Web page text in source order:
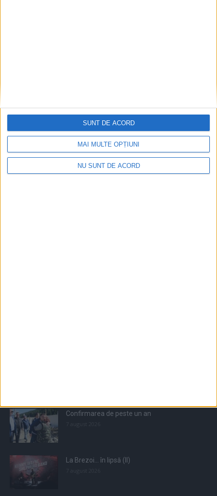
MAI MULTE OPȚIUNI
NU SUNT DE ACORD
SUNT DE ACORD
Confirmarea de peste un an
La Brezoi… în lipsă (II)